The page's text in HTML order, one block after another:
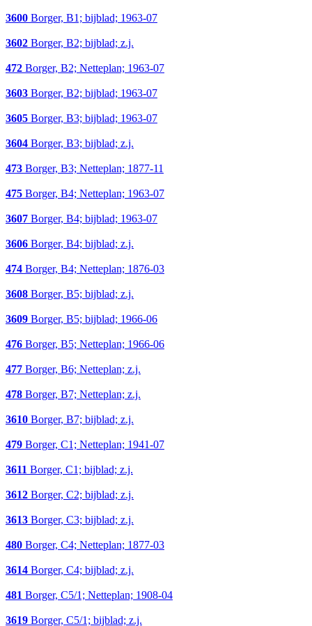
3600 Borger, B1; bijblad; 1963-07
3602 Borger, B2; bijblad; z.j.
472 Borger, B2; Netteplan; 1963-07
3603 Borger, B2; bijblad; 1963-07
3605 Borger, B3; bijblad; 1963-07
3604 Borger, B3; bijblad; z.j.
473 Borger, B3; Netteplan; 1877-11
475 Borger, B4; Netteplan; 1963-07
3607 Borger, B4; bijblad; 1963-07
3606 Borger, B4; bijblad; z.j.
474 Borger, B4; Netteplan; 1876-03
3608 Borger, B5; bijblad; z.j.
3609 Borger, B5; bijblad; 1966-06
476 Borger, B5; Netteplan; 1966-06
477 Borger, B6; Netteplan; z.j.
478 Borger, B7; Netteplan; z.j.
3610 Borger, B7; bijblad; z.j.
479 Borger, C1; Netteplan; 1941-07
3611 Borger, C1; bijblad; z.j.
3612 Borger, C2; bijblad; z.j.
3613 Borger, C3; bijblad; z.j.
480 Borger, C4; Netteplan; 1877-03
3614 Borger, C4; bijblad; z.j.
481 Borger, C5/1; Netteplan; 1908-04
3619 Borger, C5/1; bijblad; z.j.